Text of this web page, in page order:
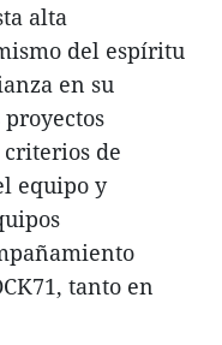
alta
del espíritu
en su
criterios de
equipo y
tanto en